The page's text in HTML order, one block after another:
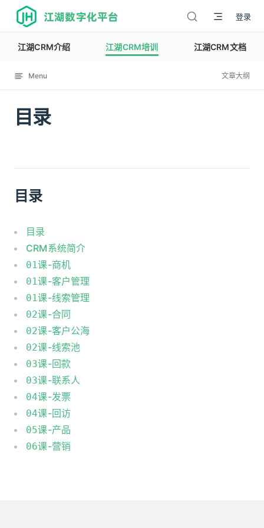
江湖数字化平台 登录
江湖CRM介绍 江湖CRM培训 江湖CRM文档
Menu 文章大纲
目录
12143
目录
目录
CRM系统简介
01课-商机
01课-客户管理
01课-线索管理
02课-合同
02课-客户公海
02课-线索池
03课-回款
03课-联系人
04课-发票
04课-回访
05课-产品
06课-营销